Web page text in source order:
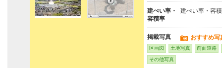
建ぺい率・
容積率
建ぺい率・容
掲載写真 おすすめ写
区画図 土地写真 前面道路
その他写真